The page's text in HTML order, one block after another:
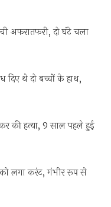
अफरातफरी, दो घंटे चला
दिए थे दो बच्चों के हाथ,
की हत्या, 9 साल पहले हुई
लगा करंट, गंभीर रूप से